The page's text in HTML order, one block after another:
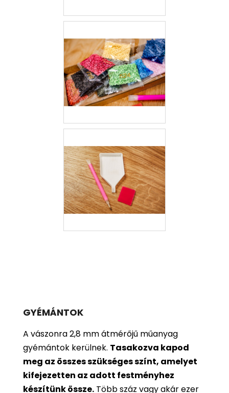
GYÉMÁNTOK
A vászonra 2,8 mm átmérőjű műanyag
gyémántok kerülnek. Tasakozva kapod
meg az összes szükséges színt, amelyet
kifejezetten az adott festményhez
készítünk össze. Több száz vagy akár ezer